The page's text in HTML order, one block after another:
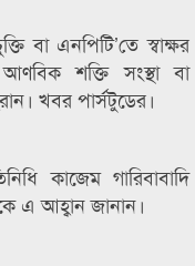
বা এনপিটি’তে স্বাক্ষর
শক্তি সংস্থা বা
খবর পার্সটুডের।
কাজেম গারিবাবাদি
এ আহ্বান জানান।